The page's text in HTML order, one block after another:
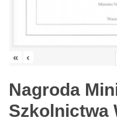
« ‹
Nagroda
Szkolnictwa